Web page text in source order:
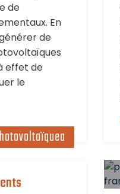
de
En
de
effet de
le